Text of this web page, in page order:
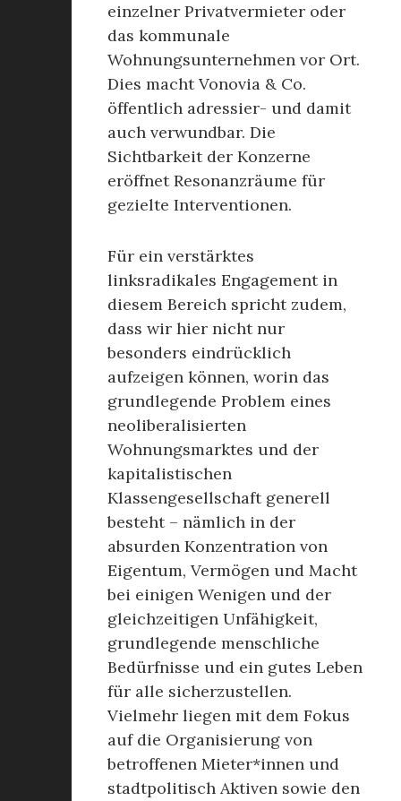
einzelner Privatvermieter oder
das kommunale
Wohnungsunternehmen vor Ort.
Dies macht Vonovia & Co.
öffentlich adressier- und damit
auch verwundbar. Die
Sichtbarkeit der Konzerne
eröffnet Resonanzräume für
gezielte Interventionen.
Für ein verstärktes
linksradikales Engagement in
diesem Bereich spricht zudem,
dass wir hier nicht nur
besonders eindrücklich
aufzeigen können, worin das
grundlegende Problem eines
neoliberalisierten
Wohnungsmarktes und der
kapitalistischen
Klassengesellschaft generell
besteht – nämlich in der
absurden Konzentration von
Eigentum, Vermögen und Macht
bei einigen Wenigen und der
gleichzeitigen Unfähigkeit,
grundlegende menschliche
Bedürfnisse und ein gutes Leben
für alle sicherzustellen.
Vielmehr liegen mit dem Fokus
auf die Organisierung von
betroffenen Mieter*innen und
stadtpolitisch Aktiven sowie den